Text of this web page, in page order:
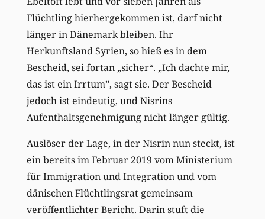
Flüchtling hierhergekommen ist, darf nicht
länger in Dänemark bleiben. Ihr
Herkunftsland Syrien, so hieß es in dem
Bescheid, sei fortan „sicher“. „Ich dachte mir,
das ist ein Irrtum”, sagt sie. Der Bescheid
jedoch ist eindeutig, und Nisrins
Aufenthaltsgenehmigung nicht länger gültig.
Auslöser der Lage, in der Nisrin nun steckt, ist
ein bereits im Februar 2019 vom Ministerium
für Immigration und Integration und vom
dänischen Flüchtlingsrat gemeinsam
veröffentlichter Bericht. Darin stuft die